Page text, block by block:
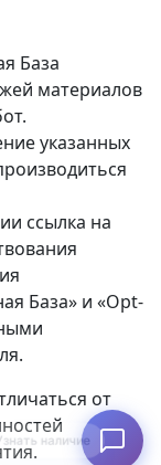
База
материалов
указанных
ссылка на
База» и «Opt-
от
наличие